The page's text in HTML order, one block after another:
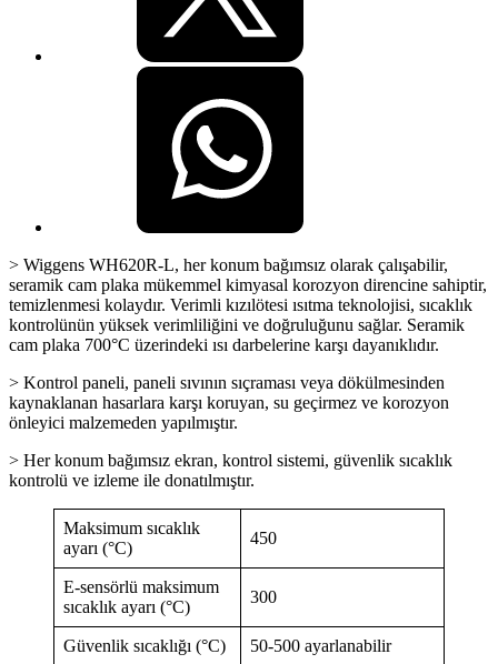
> Wiggens WH620R-L, her konum bağımsız olarak çalışabilir,
seramik cam plaka mükemmel kimyasal korozyon direncine sahiptir,
temizlenmesi kolaydır. Verimli kızılötesi ısıtma teknolojisi, sıcaklık
kontrolünün yüksek verimliliğini ve doğruluğunu sağlar. Seramik
cam plaka 700°C üzerindeki ısı darbelerine karşı dayanıklıdır.
> Kontrol paneli, paneli sıvının sıçraması veya dökülmesinden
kaynaklanan hasarlara karşı koruyan, su geçirmez ve korozyon
önleyici malzemeden yapılmıştır.
> Her konum bağımsız ekran, kontrol sistemi, güvenlik sıcaklık
kontrolü ve izleme ile donatılmıştır.
Maksimum sıcaklık
ayarı (°C)
450
E-sensörlü maksimum
sıcaklık ayarı (°C)
300
Güvenlik sıcaklığı (°C) 50-500 ayarlanabilir